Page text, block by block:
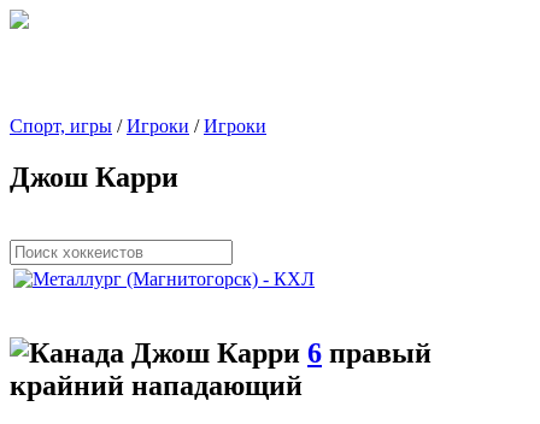
Спорт, игры /Игроки /Игроки
Джош Карри
Джош Карри 6 правый
крайний нападающий